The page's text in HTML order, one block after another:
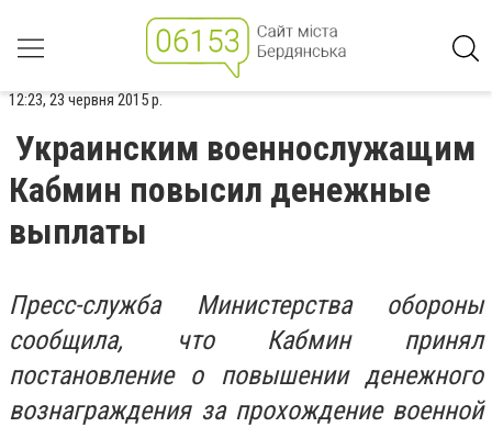
12:23, 23 червня 2015 р.
Украинским военнослужащим
Кабмин повысил денежные
выплаты
Пресс-служба Министерства обороны
сообщила, что Кабмин принял
постановление о повышении денежного
вознаграждения за прохождение военной